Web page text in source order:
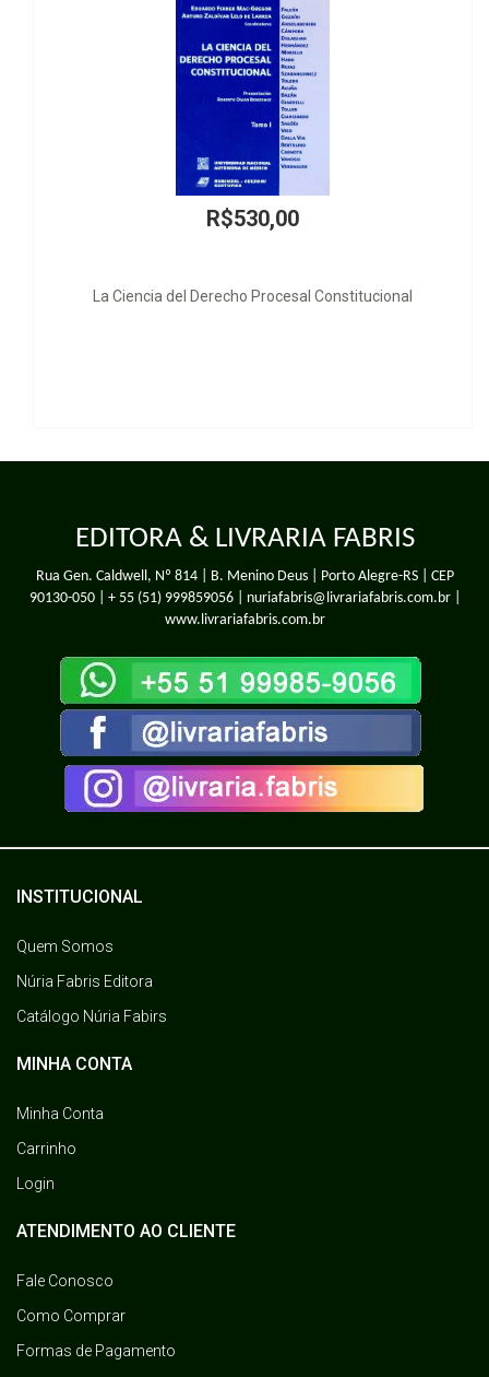
Procesal Constitucional
EDITORA & LIVRARIA FABRIS
Rua Gen. Caldwell, Nº 814 | B. Menino Deus | Porto Alegre-RS | CEP
90130-050 | + 55 (51) 999859056| nuriafabris@livrariafabris.com.br |
www.livrariafabris.com.br
INSTITUCIONAL
Quem Somos
Núria Fabris Editora
Catálogo Núria Fabirs
MINHA CONTA
Minha Conta
Carrinho
Login
ATENDIMENTO AO CLIENTE
Fale Conosco
Como Comprar
Formas de Pagamento